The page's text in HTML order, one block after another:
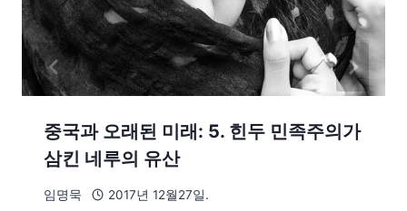
중국과 오래된 미래: 5. 힌두 민족주의가
삼킨 네루의 유산
임명묵 2017년 12월27일.